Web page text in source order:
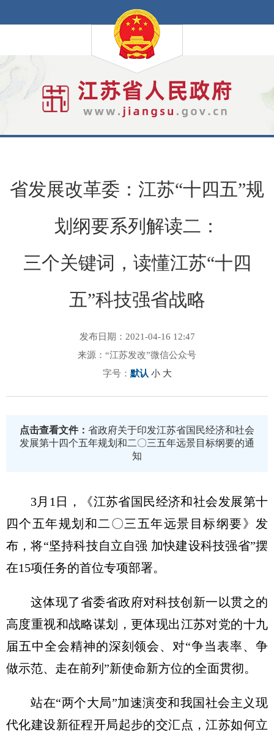
省发展改革委：江苏“十四五”规
划纲要系列解读二：
三个关键词，读懂江苏“十四
五”科技强省战略
发布日期：2021-04-16 12:47
来源：“江苏发改”微信公众号
字号： 默认 小 大
点击查看文件： 省政府关于印发江苏省国民经济和社会
发展第十四个五年规划和二〇三五年远景目标纲要的通
知
3月1日，《江苏省国民经济和社会发展第十
四个五年规划和二〇三五年远景目标纲要》发
布，将“坚持科技自立自强 加快建设科技强省”摆
在15项任务的首位专项部署。
这体现了省委省政府对科技创新一以贯之的
高度重视和战略谋划，更体现出江苏对党的十九
届五中全会精神的深刻领会、对“争当表率、争
做示范、走在前列”新使命新方位的全面贯彻。
站在“两个大局”加速演变和我国社会主义现
代化建设新征程开局起步的交汇点，江苏如何立